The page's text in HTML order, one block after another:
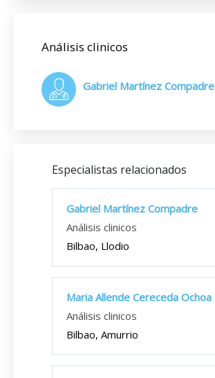
Análisis clinicos
Gabriel Martínez Compadre
Especialistas relacionados
Gabriel Martínez Compadre
Análisis clinicos
Bilbao, Llodio
Maria Allende Cereceda Ochoa
Análisis clinicos
Bilbao, Amurrio